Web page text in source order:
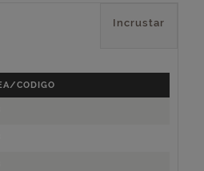
Incrustar
CODIGO